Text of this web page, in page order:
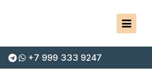
+7 999 333 9247